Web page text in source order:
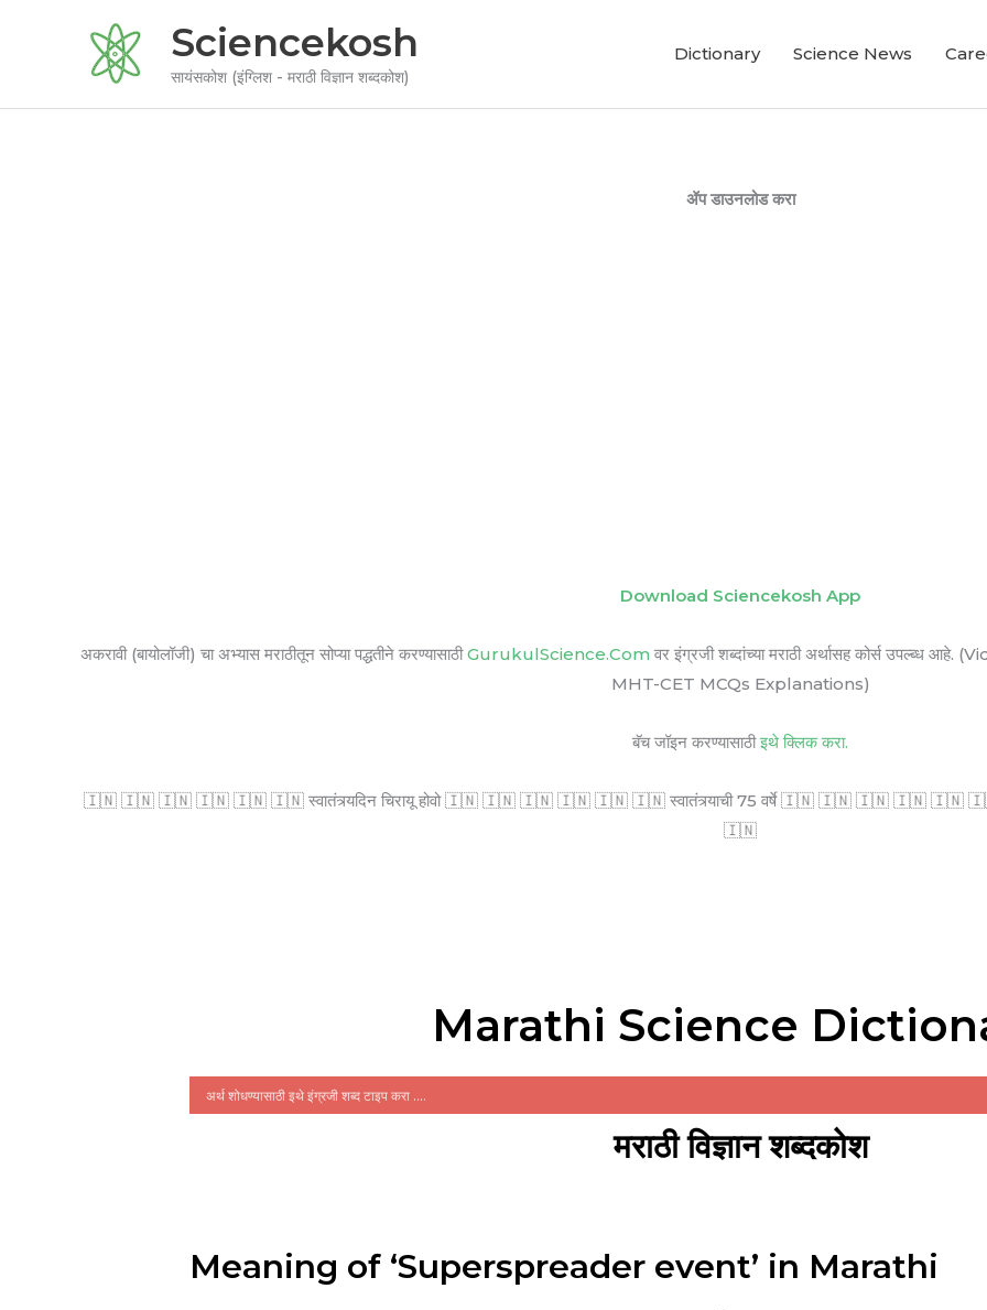
Sciencekosh
सायंसकोश (इंग्लिश - मराठी विज्ञान शब्दकोश)
Dictionary Science News
ॲप डाउनलोड करा
Download Sciencekosh App
अकरावी (बायोलॉजी) चा अभ्यास मराठीतून सोप्या पद्धतीने करण्यासाठीGurukulScience.Com वर इंग्रजी शब्दांच्या मराठी अर्थासह कोर्स
MHT-CET MCQs Explanations)
बॅच जॉइन करण्यासाठीइथे क्लिक करा.
🇮🇳 🇮🇳 🇮🇳 🇮🇳 🇮🇳 🇮🇳 स्वातंत्र्यदिन चिरायू होवो 🇮🇳 🇮🇳 🇮🇳 🇮🇳 🇮🇳 🇮🇳 स्वातंत्र्याची 75 वर्षे 🇮🇳 🇮🇳 🇮🇳 🇮🇳 🇮🇳 🇮🇳
🇮🇳
Marathi Science
मराठी विज्ञान शब्दकोश
Meaning of ‘Superspreader event’ in Marathi